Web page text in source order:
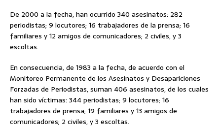
De 2000 a la fecha, han ocurrido 340 asesinatos: 282
periodistas; 9 locutores; 16 trabajadores de la prensa; 16
familiares y 12 amigos de comunicadores; 2 civiles, y 3
escoltas.
En consecuencia, de 1983 a la fecha, de acuerdo con el
Monitoreo Permanente de los Asesinatos y Desapariciones
Forzadas de Periodistas, suman 406 asesinatos, de los cuales
han sido víctimas: 344 periodistas; 9 locutores; 16
trabajadores de prensa; 19 familiares y 13 amigos de
comunicadores; 2 civiles, y 3 escoltas.